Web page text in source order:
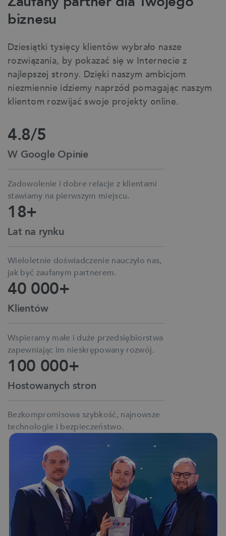
biznesu
Dziesiątki tysięcy klientów wybrało nasze
rozwiązania, by pokazać się w Internecie z
najlepszej strony. Dzięki naszym ambicjom
niezmiennie idziemy naprzód pomagając naszym
klientom rozwijać swoje projekty online.
4.8/5
W Google Opinie
Zadowolenie i dobre relacje z klientami
stawiamy na pierwszym miejscu.
18+
Lat na rynku
Wieloletnie doświadczenie nauczyło nas,
jak być zaufanym partnerem.
40 000+
Klientów
Wspieramy małe i duże przedsiębiorstwa
zapewniając im nieskrępowany rozwój.
100 000+
Hostowanych stron
Bezkompromisowa szybkość, najnowsze
technologie i bezpieczeństwo.